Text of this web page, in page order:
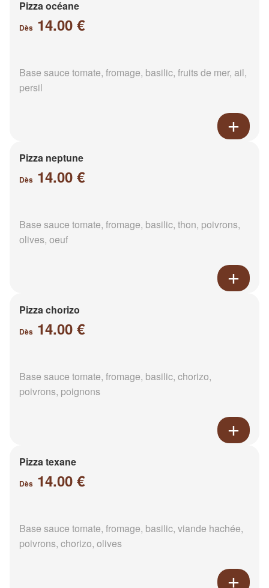
Pizza océane
Dès 14.00 €
Base sauce tomate, fromage, basilic, fruits de mer, ail,
persil
Pizza neptune
Dès 14.00 €
Base sauce tomate, fromage, basilic, thon, poivrons,
olives, oeuf
Pizza chorizo
Dès 14.00 €
Base sauce tomate, fromage, basilic, chorizo,
poivrons, poignons
Pizza texane
Dès 14.00 €
Base sauce tomate, fromage, basilic, viande hachée,
poivrons, chorizo, olives